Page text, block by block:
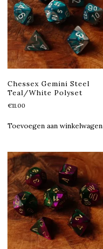
Chessex Gemini Steel
Teal/White Polyset
€11.00
Toevoegen aan winkelwagen